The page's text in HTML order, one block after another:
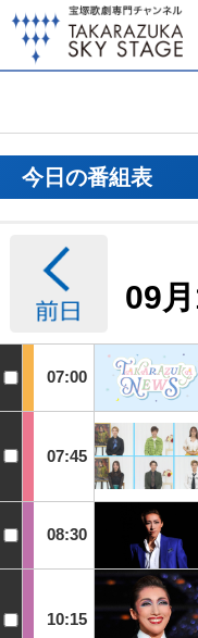
今日の番組表
09月
07:00
07:45
08:30
10:15